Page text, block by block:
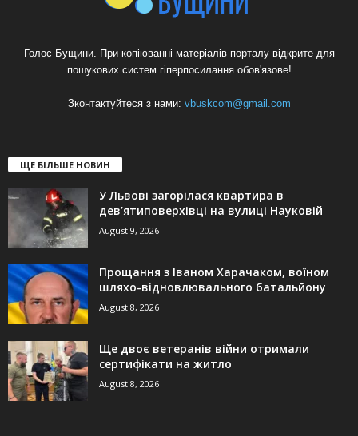
Голос Бущини. При копіюванні матеріалів порталу відкрите для
пошукових систем гіперпосилання обов'язове!
Зконтактуйтеся з нами: vbuskcom@gmail.com
ЩЕ БІЛЬШЕ НОВИН
У Львові загорілася квартира в
дев’ятиповерхівці на вулиці Науковій
August 9, 2026
Прощання з Іваном Харачаком, воїном
шляхо-відновлювального батальйону
August 8, 2026
Ще двоє ветеранів війни отримали
сертифікати на житло
August 8, 2026